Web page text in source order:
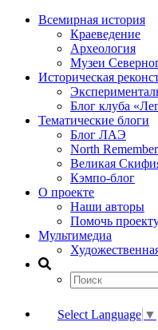
Всемирная история
Краеведение
Археология
Музеи
Историческая
Блог клуба
Тематические блоги
Блог ЛАЭ
North
Великая
Кэмпо-блог
О проекте
Наши авторы
Помочь
Мультимедиа
Select Language ▼